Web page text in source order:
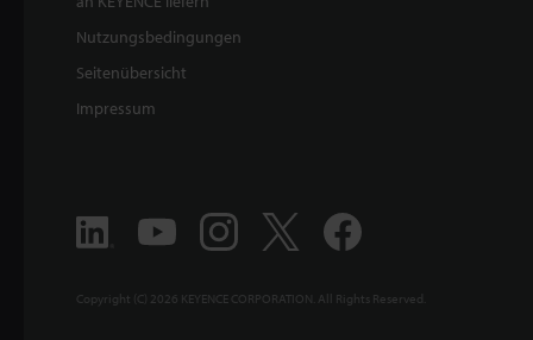
Nutzungsbedingungen
Seitenübersicht
Impressum
Copyright (C) 2026 KEYENCE CORPORATION. All Rights Reserved.